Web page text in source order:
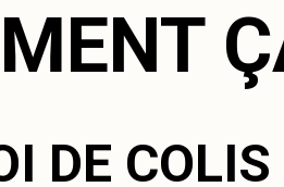
DE COLIS